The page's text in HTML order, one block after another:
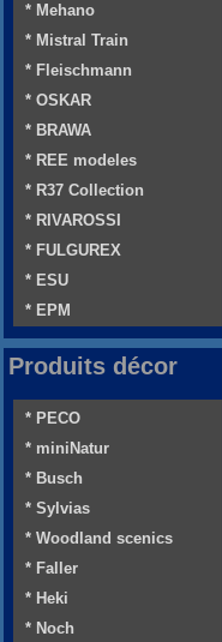
* Mehano
* Mistral Train
* Fleischmann
* OSKAR
* BRAWA
* REE modeles
* R37 Collection
* RIVAROSSI
* FULGUREX
* ESU
* EPM
Produits décor
* PECO
* miniNatur
* Busch
* Sylvias
* Woodland scenics
* Faller
* Heki
* Noch